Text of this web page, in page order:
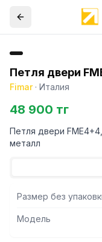
Петля двери
Fimar· Италия
48 900 тг
Петля двери
металл
Размер без
Модель